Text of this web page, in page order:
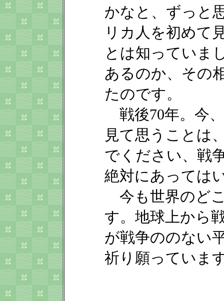
かなと、ずっと
リカ人を初めて
とは知っていま
あるのか、その
たのです。
戦後70年。今
見て思うことは
でください、戦
絶対にあっては
今も世界のど
す。地球上から
が戦争ののない
祈り願っていま